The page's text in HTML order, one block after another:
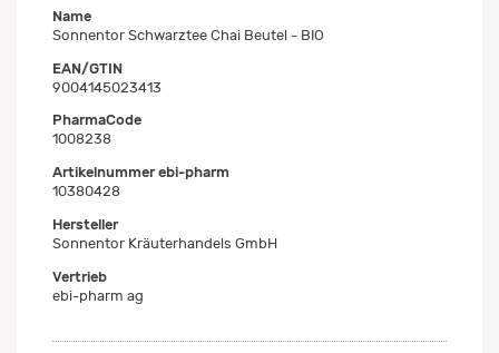
Name
Sonnentor Schwarztee Chai Beutel - BIO
EAN/GTIN
9004145023413
PharmaCode
1008238
Artikelnummer ebi-pharm
10380428
Hersteller
Sonnentor Kräuterhandels GmbH
Vertrieb
ebi-pharm ag